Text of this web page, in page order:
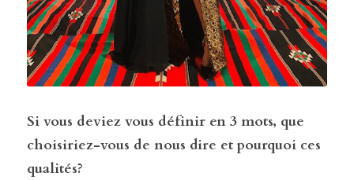
Si vous deviez vous définir en 3 mots, que
choisiriez-vous de nous dire et pourquoi ces
qualités?